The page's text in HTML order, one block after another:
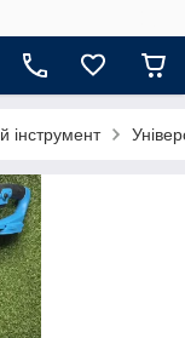
інструмент